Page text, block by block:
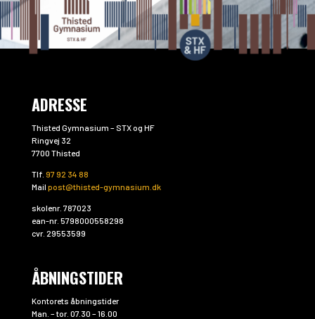
ADRESSE
Thisted Gymnasium – STX og HF
Ringvej 32
7700 Thisted
Tlf. 97 92 34 88
Mail post@thisted-gymnasium.dk
skolenr. 787023
ean-nr. 5798000558298
cvr. 29553599
ÅBNINGSTIDER
Kontorets åbningstider
Man. – tor. 07.30 – 16.00